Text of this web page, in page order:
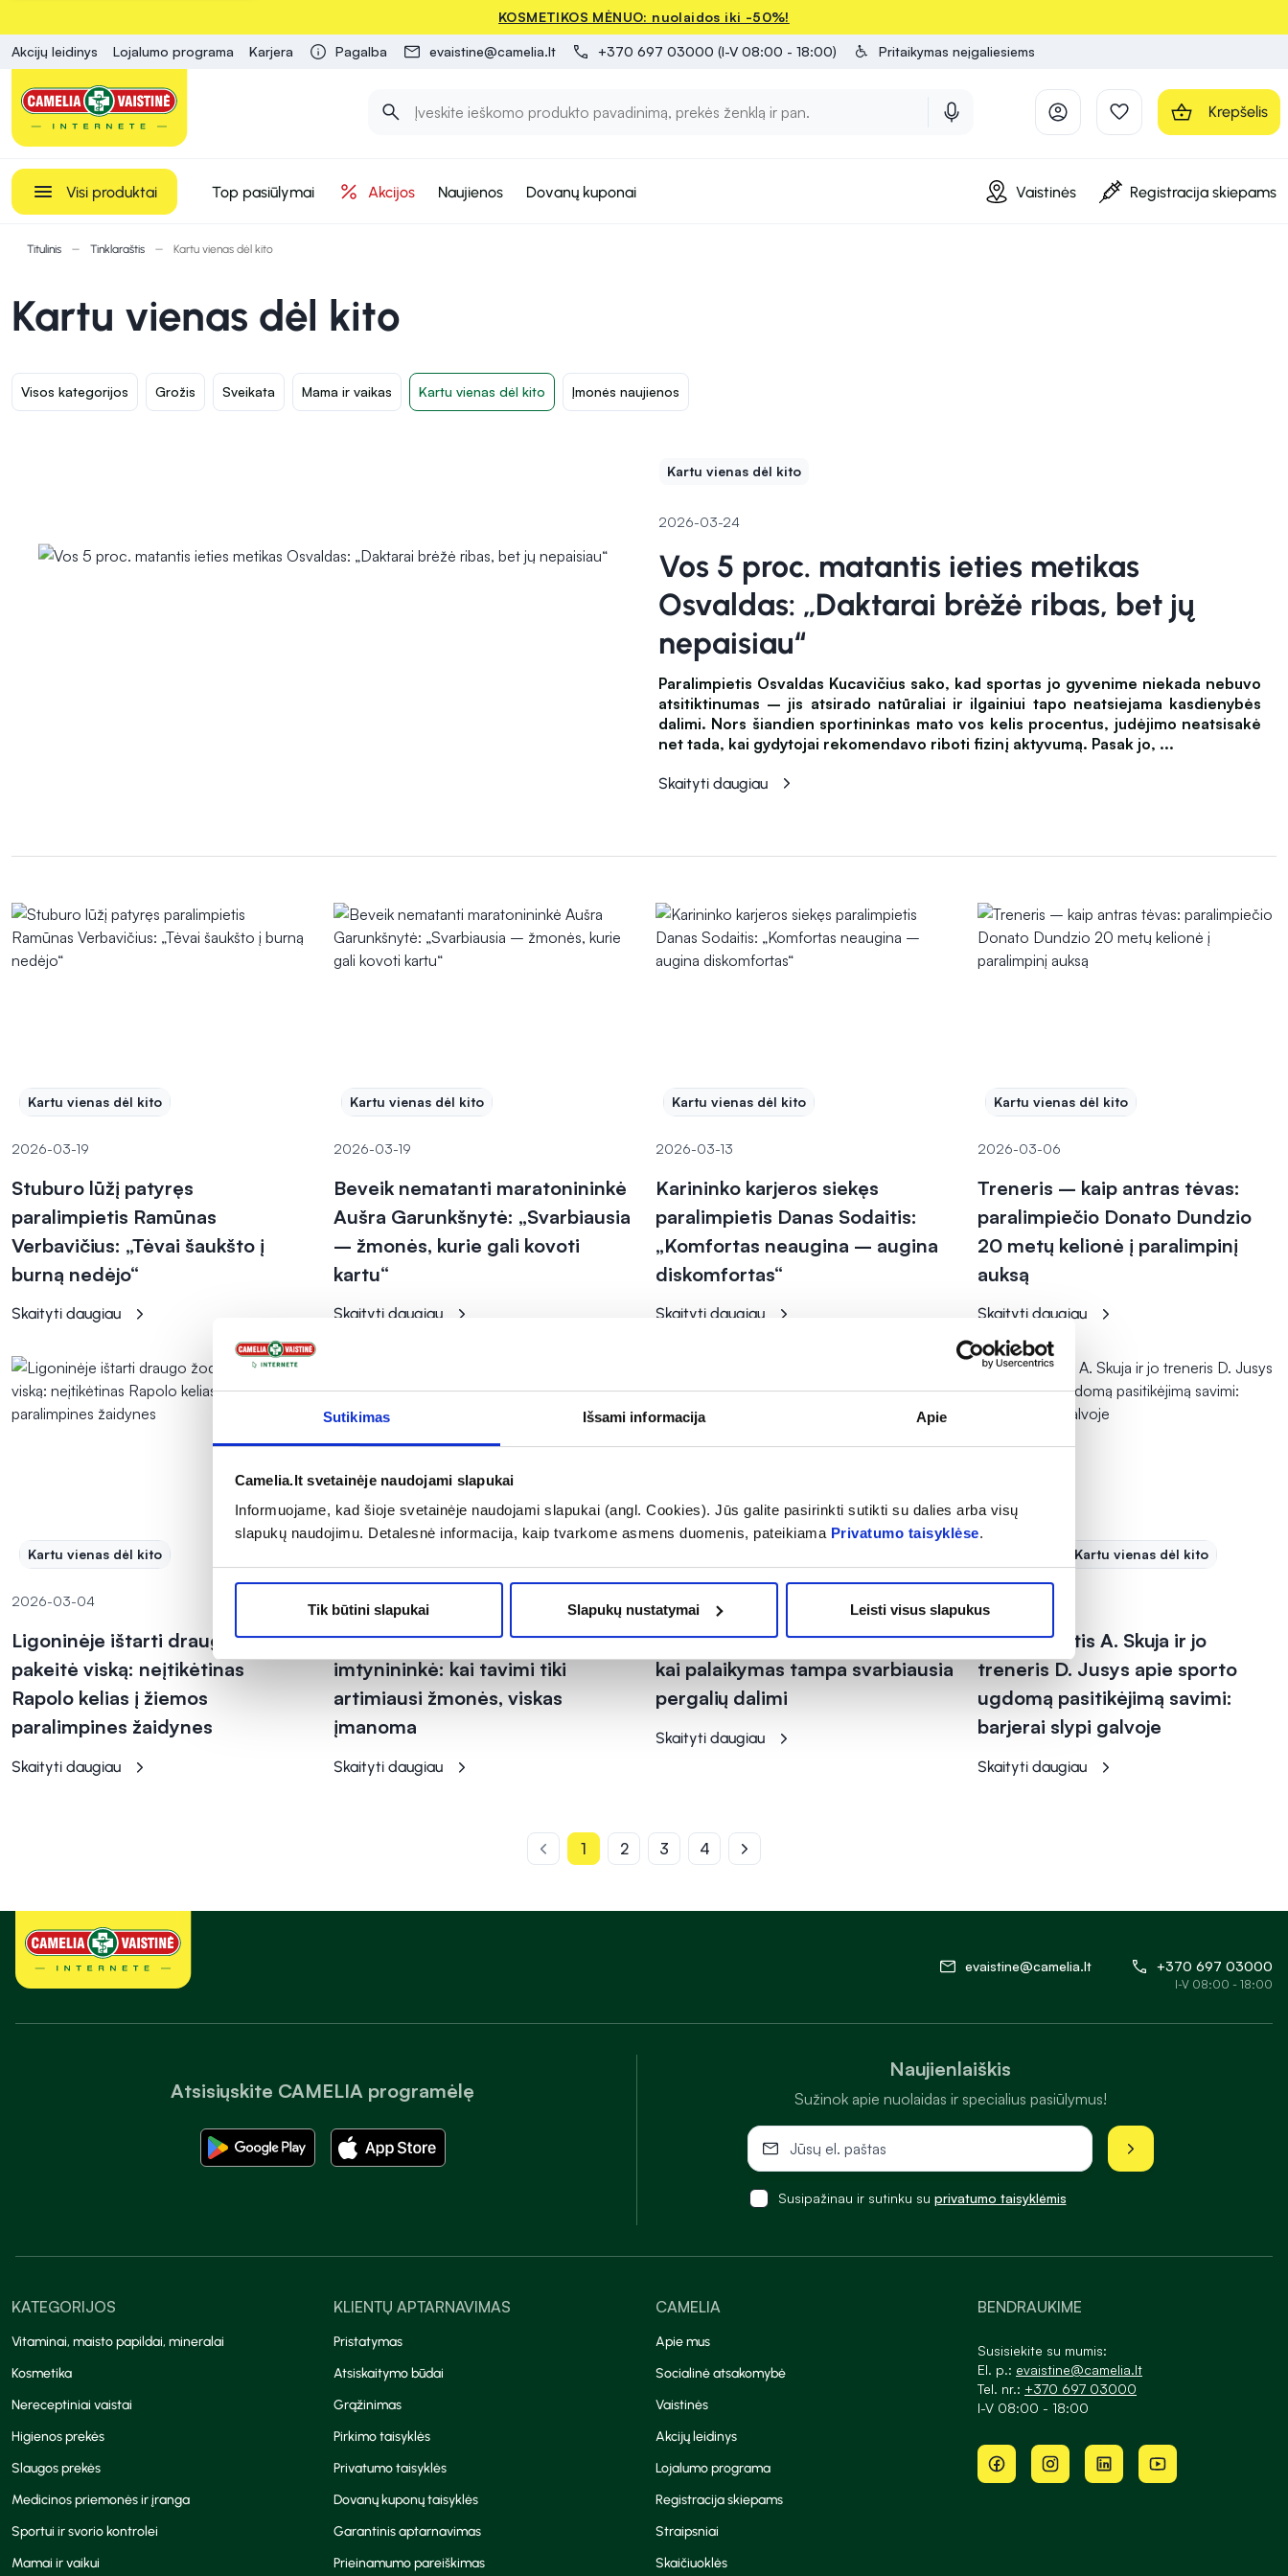
Sutikimas Išsami informacija Apie
Camelia.lt svetainėje naudojami slapukai
Informuojame, kad šioje svetainėje naudojami slapukai (angl. Cookies). Jūs galite pasirinkti sutikti su dalies arba visų
slapukų naudojimu. Detalesnė informacija, kaip tvarkome asmens duomenis, pateikiama Privatumo taisyklėse.
Tik būtini slapukai Slapukų nustatymai Leisti visus slapukus
KOSMETIKOS MĖNUO: nuolaidos iki -50%!
Akcijų leidinys Lojalumo programa Karjera Pagalba evaistine@camelia.lt +370 697 03000 (I-V 08:00 - 18:00) Pritaikymas neįgaliesiems
Krepšelis
Visi produktai Top pasiūlymai Akcijos Naujienos Dovanų kuponai Vaistinės Registracija skiepams
Titulinis Tinklaraštis Kartu vienas dėl kito
Kartu vienas dėl kito
Visos kategorijos Grožis Sveikata Mama ir vaikas Kartu vienas dėl kito Įmonės naujienos
Kartu vienas dėl kito
2026-03-24
Vos 5 proc. matantis ieties metikas
Osvaldas: „Daktarai brėžė ribas, bet jų
nepaisiau“
Paralimpietis Osvaldas Kucavičius sako, kad sportas jo gyvenime niekada nebuvo
atsitiktinumas – jis atsirado natūraliai ir ilgainiui tapo neatsiejama kasdienybės
dalimi. Nors šiandien sportininkas mato vos kelis procentus, judėjimo neatsisakė
net tada, kai gydytojai rekomendavo riboti fizinį aktyvumą. Pasak jo, ...
Skaityti daugiau
Kartu vienas dėl kito
2026-03-19
Stuburo lūžį patyręs
paralimpietis Ramūnas
Verbavičius: „Tėvai šaukšto į
burną nedėjo“
Skaityti daugiau
Kartu vienas dėl kito
2026-03-19
Beveik nematanti maratonininkė
Aušra Garunkšnytė: „Svarbiausia
– žmonės, kurie gali kovoti
kartu“
Skaityti daugiau
Kartu vienas dėl kito
2026-03-13
Karininko karjeros siekęs
paralimpietis Danas Sodaitis:
„Komfortas neaugina – augina
diskomfortas“
Skaityti daugiau
Kartu vienas dėl kito
2026-03-06
Treneris – kaip antras tėvas:
paralimpiečio Donato Dundzio
20 metų kelionė į paralimpinį
auksą
Skaityti daugiau
Kartu vienas dėl kito
2026-03-04
Ligoninėje ištarti draugo žodžiai
pakeitė viską: neįtikėtinas
Rapolo kelias į žiemos
paralimpines žaidynes
Skaityti daugiau
2026-03-02
Regėjimo negalią turinti dziudo
imtynininkė: kai tavimi tiki
artimiausi žmonės, viskas
įmanoma
Skaityti daugiau
2026-03-02
„Bendrystė augina čempionus“:
kai palaikymas tampa svarbiausia
pergalių dalimi
Skaityti daugiau
Kartu vienas dėl kito
Paralimpietis A. Skuja ir jo
treneris D. Jusys apie sporto
ugdomą pasitikėjimą savimi:
barjerai slypi galvoje
Skaityti daugiau
1 2 3 4
Atsisiųskite CAMELIA programėlę
Naujienlaiškis
Sužinok apie nuolaidas ir specialius pasiūlymus!
Susipažinau ir sutinku su privatumo taisyklėmis
evaistine@camelia.lt +370 697 03000
I-V 08:00 - 18:00
KATEGORIJOS
Vitaminai, maisto papildai, mineralai
Kosmetika
Nereceptiniai vaistai
Higienos prekės
Slaugos prekės
Medicinos priemonės ir įranga
Sportui ir svorio kontrolei
Mamai ir vaikui
KLIENTŲ APTARNAVIMAS
Pristatymas
Atsiskaitymo būdai
Grąžinimas
Pirkimo taisyklės
Privatumo taisyklės
Dovanų kuponų taisyklės
Garantinis aptarnavimas
Prieinamumo pareiškimas
CAMELIA
Apie mus
Socialinė atsakomybė
Vaistinės
Akcijų leidinys
Lojalumo programa
Registracija skiepams
Straipsniai
Skaičiuoklės
BENDRAUKIME
Susisiekite su mumis:
El. p.: evaistine@camelia.lt
Tel. nr.: +370 697 03000
I-V 08:00 - 18:00